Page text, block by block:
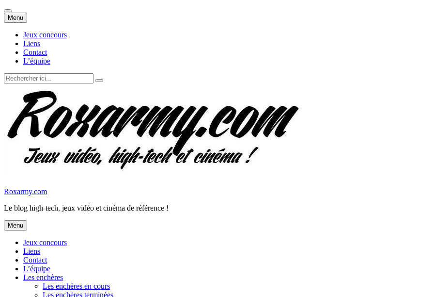
Menu Aller
au
contenu
Jeux concours
Liens
Contact
L’équipe
Recherche
pour
Roxarmy.com
Le blog high-tech, jeux vidéo et cinéma de référence !
Menu Aller
au
contenu
Jeux concours
Liens
Contact
L’équipe
Les enchères
Les enchères en cours
Les enchères terminées